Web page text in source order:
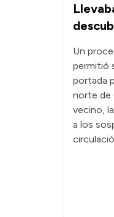
Un
permitió
portada
norte de
vecino,
a los